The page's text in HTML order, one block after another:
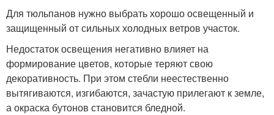
Для тюльпанов нужно выбрать хорошо освещенный и
защищенный от сильных холодных ветров участок.
Недостаток освещения негативно влияет на
формирование цветов, которые теряют свою
декоративность. При этом стебли неестественно
вытягиваются, изгибаются, зачастую прилегают к земле,
а окраска бутонов становится бледной.